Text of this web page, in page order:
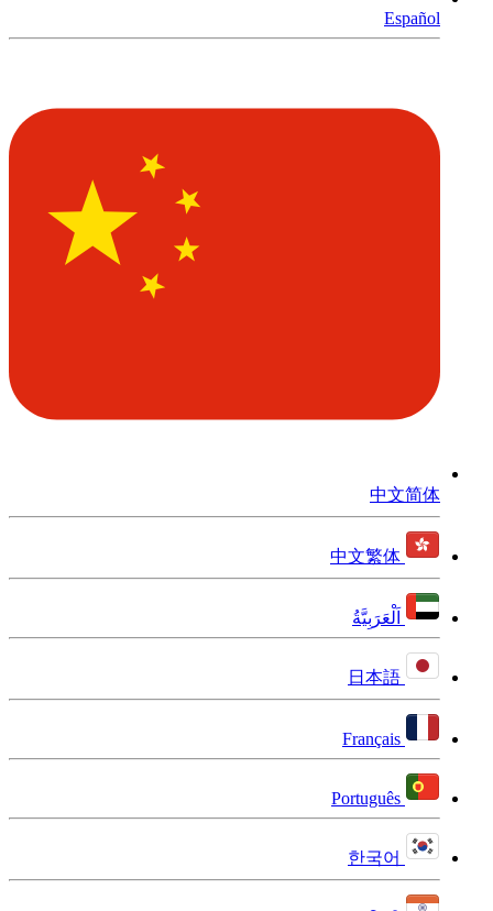
Español
中文简体
中文繁体
اَلْعَرَبِيَّةُ
日本語
Français
Português
한국어